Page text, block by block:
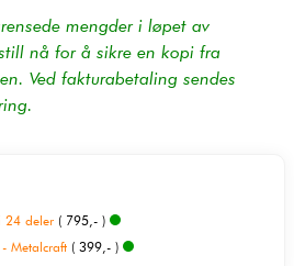
mengder i løpet av
nå for å sikre en kopi fra
Ved fakturabetaling sendes
24 deler ( 795,- )
Metalcraft ( 399,- )